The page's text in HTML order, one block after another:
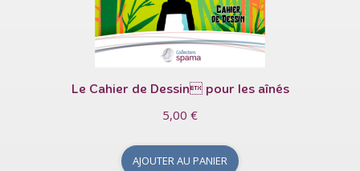
Le Cahier de Dessin pour les aînés
5,00 €
AJOUTER AU PANIER